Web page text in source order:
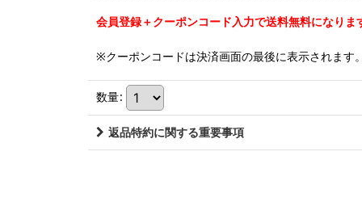
会員登録＋クーポンコード入力で送料無料になりま
※クーポンコードは決済画面の最後に表示されます
数量:
返品特約に関する重要事項